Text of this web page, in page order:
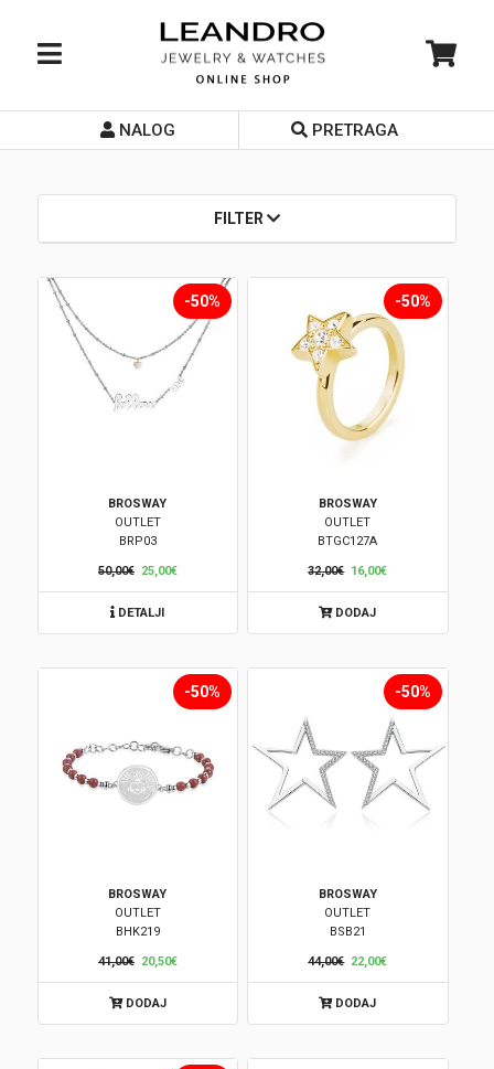
Početna
Prodavnice
Servis
Kontakt
Loyalty Club
Swiss🇨🇭
Satovi
Diamond
Outlet
Prijava
Registracija
NALOG PRETRAGA
FILTER
-50%
BROSWAY
OUTLET
BRP03
50,00€ 25,00€
DETALJI
-50%
BROSWAY
OUTLET
BTGC127A
32,00€ 16,00€
DODAJ
-50%
BROSWAY
OUTLET
BHK219
41,00€ 20,50€
DODAJ
-50%
BROSWAY
OUTLET
BSB21
44,00€ 22,00€
DODAJ